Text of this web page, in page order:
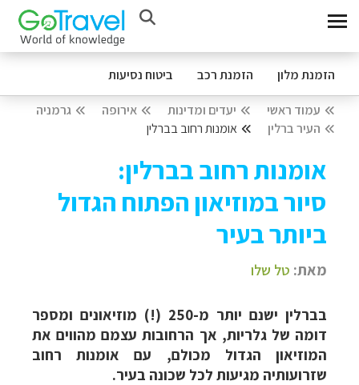
הזמנת מלון הזמנת רכב ביטוח נסיעות
עמוד ראשי יעדים ומדינות אירופה
גרמניה
העיר ברלין
אומנות רחוב בברלין
אומנות רחוב בברלין:
סיור במוזיאון הפתוח הגדול
ביותר בעיר
מאת: טל שלו
בברלין ישנם יותר מ-250 (!) מוזיאונים ומספר
דומה של גלריות, אך הרחובות עצמם מהווים את
המוזיאון הגדול מכולם, עם אומנות רחוב
שזרועותיה מגיעות לכל שכונה בעיר.